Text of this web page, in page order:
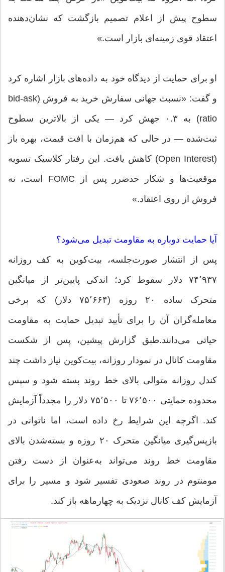
سطوح پیش از اعلام تصمیم بازگشت که نشان‌دهنده
اعتقاد قوی زمینه‌ای بازار است.»
او برای حمایت از دیدگاه خود به داده‌های بازار اشاره کرد
و گفت: «نسبت جهانی سفارش خرید به فروش (bid-ask
ratio) به ۰.۳ جهش کرد — یکی از بالاترین سطوح
ثبت‌شده — در حالی که هم‌زمان با افت قیمت، بهره باز
(Open Interest) کاهش یافت. این رفتار کلاسیک تسویه
موقعیت‌ها و شکار حدضرر پس از FOMC است، نه
فروش از روی اعتقاد.»
آیا حمایت دوباره به مقاومت تبدیل می‌شود؟
پس از انتشار صورت‌جلسه، بیت‌کوین به کف روزانه
۷۴٬۹۳۷ دلار سقوط کرد؛ اندکی پایین‌تر از میانگین
متحرک ساده ۲۰ روزه (۷۵٬۶۶۴ دلار) که برخی
معامله‌گران آن را برای تأیید تبدیل حمایت به مقاومت
حیاتی می‌دانند.طبق گزارش پیشین، پس از شکست
مقاومت کانال در نمودار روزانه، بیت‌کوین نیاز داشت چند
کندل روزانه متوالی بالای خط روند بسته شود و سپس
محدوده حمایتی ۷۶٬۵۰۰ تا ۷۵٬۵۰۰ دلار را مجدداً آزمایش
کند. اگرچه این شرایط رخ داده است، اما ناتوانی در
بازپس‌گیری میانگین متحرک ۲۰ روزه و بسته‌شدن بالای
مقاومت خط روند می‌تواند به‌عنوان از دست رفتن
مومنتوم در روند صعودی تفسیر شود و مسیر را برای
آزمایش کف کانال نزدیک به چهارماهه باز کند.